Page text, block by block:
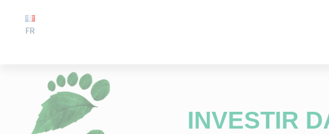
FR
INVESTIR